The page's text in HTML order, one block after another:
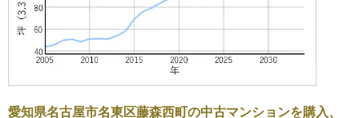
愛知県名古屋市名東区藤森西町の中古マンションを購入、